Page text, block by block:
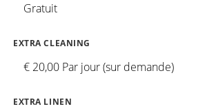
Gratuit
EXTRA CLEANING
€ 20,00 Par jour (sur demande)
EXTRA LINEN